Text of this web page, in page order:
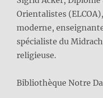
Orientalistes
moderne,
spécialiste du
religieuse.
Bibliothèque Notre